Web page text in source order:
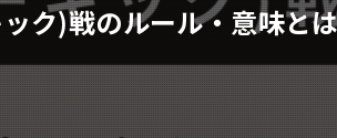
ク)戦のルール・意味と